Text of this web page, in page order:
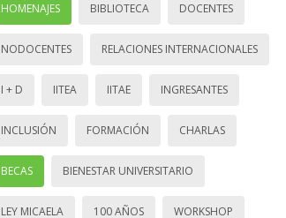
HOMENAJES BIBLIOTECA DOCENTES
NODOCENTES RELACIONES INTERNACIONALES
I + D IITEA IITAE INGRESANTES
INCLUSIÓN FORMACIÓN CHARLAS
BECAS BIENESTAR UNIVERSITARIO
LEY MICAELA 100 AÑOS WORKSHOP